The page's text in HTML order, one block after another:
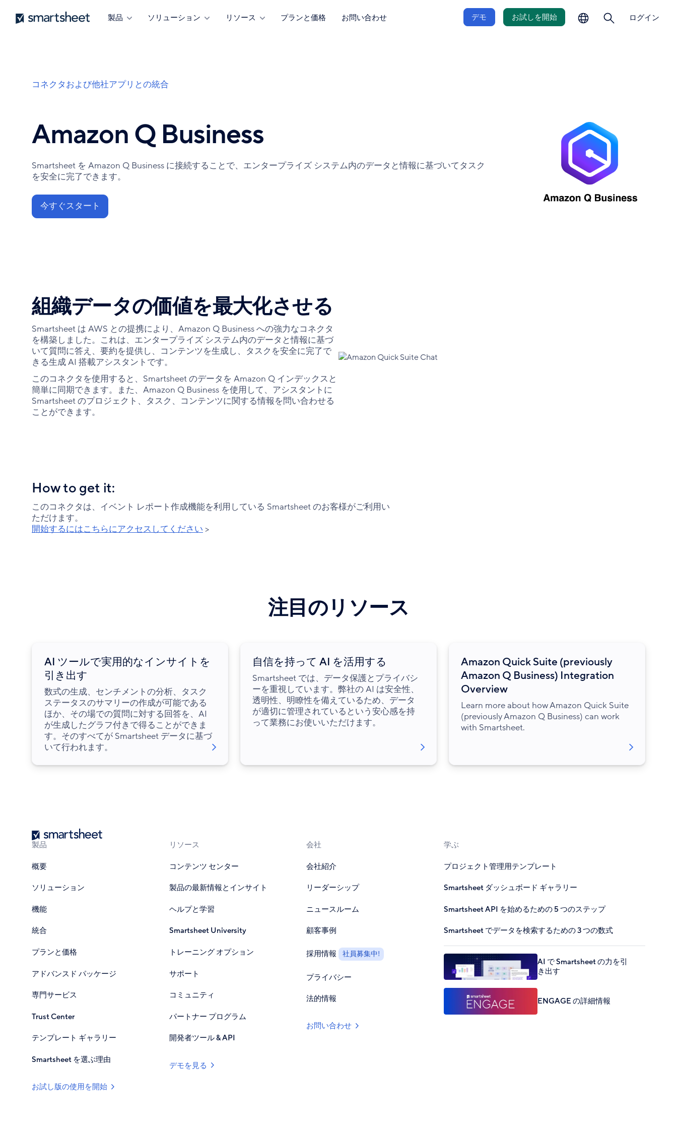
メ
イ
Smartsheet
製品 ソリューション リソース プランと価格 お問い合わせ デモ お試しを開始
く
ログイン
パ
コネクタおよび他社アプリとの統合
Amazon Q Business
Smartsheet を Amazon Q Business に接続することで、エンタープライズ システム内のデータと情報に基づいてタスク
を安全に完了できます。
今すぐスタート
組織データの価値を最大化させる
Smartsheet は AWS との提携により、Amazon Q Business への強力なコネクタ
を構築しました。これは、エンタープライズ システム内のデータと情報に基づ
いて質問に答え、要約を提供し、コンテンツを生成し、タスクを安全に完了で
きる生成 AI 搭載アシスタントです。
このコネクタを使用すると、Smartsheet のデータを Amazon Q インデックスと
簡単に同期できます。また、Amazon Q Business を使用して、アシスタントに
Smartsheet のプロジェクト、タスク、コンテンツに関する情報を問い合わせる
ことができます。
How to get it:
このコネクタは、イベント レポート作成機能を利用している Smartsheet のお客様がご利用い
ただけます。
開始するにはこちらにアクセスしてください >
注目のリソース
AI ツールで実用的なインサイトを
引き出す
数式の生成、センチメントの分析、タスク
ステータスのサマリーの作成が可能である
ほか、その場での質問に対する回答を、AI
が生成したグラフ付きで得ることができま
す。そのすべてが Smartsheet データに基づ
いて行われます。
自信を持って AI を活用する
Smartsheet では、データ保護とプライバシ
ーを重視しています。弊社の AI は安全性、
透明性、明瞭性を備えているため、データ
が適切に管理されているという安心感を持
って業務にお使いいただけます。
Amazon Quick Suite (previously
Amazon Q Business) Integration
Overview
Learn more about how Amazon Quick Suite
(previously Amazon Q Business) can work
with Smartsheet.
Smartsheet
製品
概要
ソリューション
機能
統合
プランと価格
アドバンスド パッケージ
専門サービス
Trust Center
テンプレート ギャラリー
Smartsheet を選ぶ理由
お試し版の使用を開始
リソース
コンテンツ センター
製品の最新情報とインサイト
ヘルプと学習
Smartsheet University
トレーニング オプション
サポート
コミュニティ
パートナー プログラム
開発者ツール & API
デモを見る
会社
会社紹介
リーダーシップ
ニュースルーム
顧客事例
採用情報 社員募集中!
プライバシー
法的情報
お問い合わせ
学ぶ
プロジェクト管理用テンプレート
Smartsheet ダッシュボード ギャラリー
Smartsheet API を始めるための 5 つのステップ
Smartsheet でデータを検索するための 3 つの数式
AI で Smartsheet の力を引
き出す
ENGAGE の詳細情報